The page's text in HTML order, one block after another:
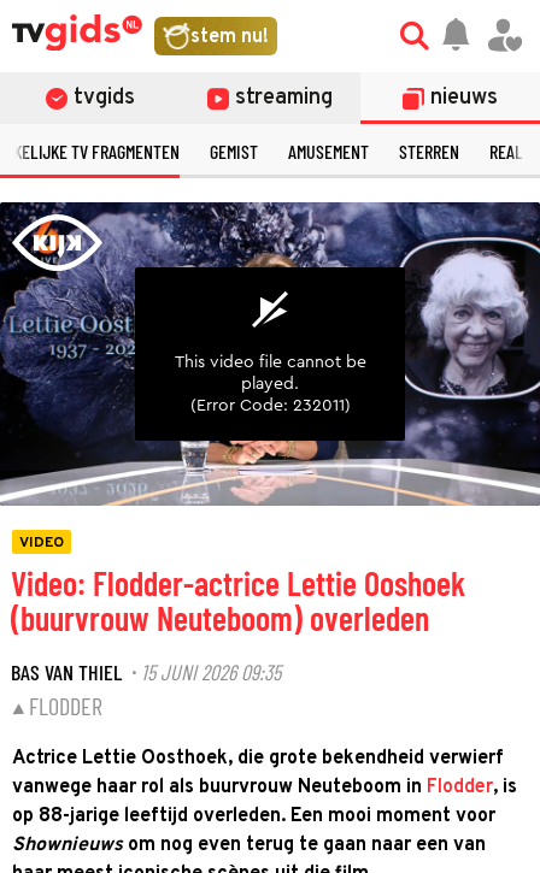
stem nu!
tvgids streaming nieuws
TV FRAGMENTEN GEMIST AMUSEMENT STERREN
©
VIDEO
Video: Flodder-actrice Lettie Ooshoek
(buurvrouw Neuteboom) overleden
BAS VAN THIEL· 15 JUNI 2026 09:35
FLODDER
Actrice Lettie Oosthoek, die grote bekendheid verwierf
vanwege haar rol als buurvrouw Neuteboom in Flodder, is
op 88-jarige leeftijd overleden. Een mooi moment voor
Shownieuwsom nog even terug te gaan naar een van